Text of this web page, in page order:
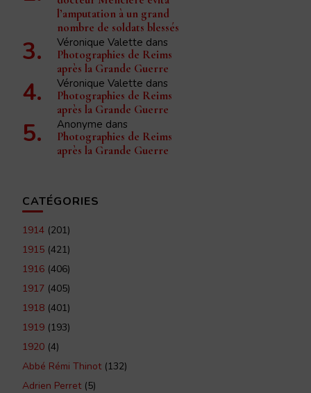
l’amputation à un grand
nombre de soldats blessés
Véronique Valette dans
Photographies de Reims
après la Grande Guerre
Véronique Valette dans
Photographies de Reims
après la Grande Guerre
Anonyme dans
Photographies de Reims
après la Grande Guerre
CATÉGORIES
1914 (201)
1915 (421)
1916 (406)
1917 (405)
1918 (401)
1919 (193)
1920 (4)
Abbé Rémi Thinot(132)
Adrien Perret(5)